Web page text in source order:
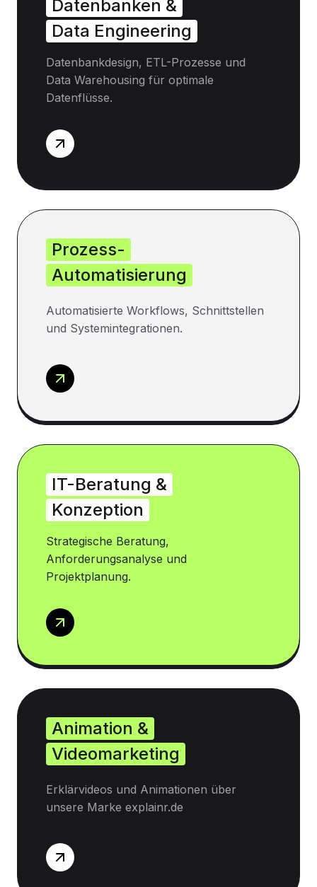
Datenbanken &
Data Engineering
Datenbankdesign, ETL-Prozesse und
Data Warehousing für optimale
Datenflüsse.
Prozess-
Automatisierung
Automatisierte Workflows, Schnittstellen
und Systemintegrationen.
IT-Beratung &
Konzeption
Strategische Beratung,
Anforderungsanalyse und
Projektplanung.
Animation &
Videomarketing
Erklärvideos und Animationen über
unsere Marke explainr.de